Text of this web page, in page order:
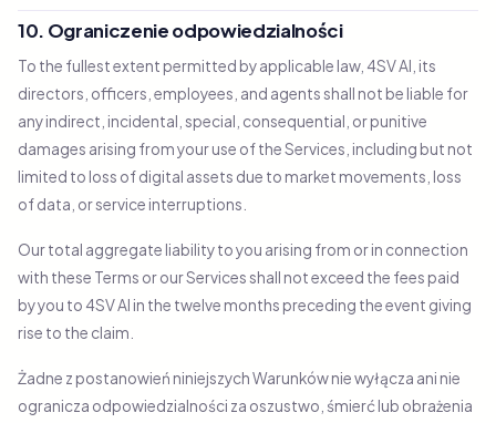
10. Ograniczenie odpowiedzialności
To the fullest extent permitted by applicable law, 4SV AI, its
directors, officers, employees, and agents shall not be liable for
any indirect, incidental, special, consequential, or punitive
damages arising from your use of the Services, including but not
limited to loss of digital assets due to market movements, loss
of data, or service interruptions.
Our total aggregate liability to you arising from or in connection
with these Terms or our Services shall not exceed the fees paid
by you to 4SV AI in the twelve months preceding the event giving
rise to the claim.
Żadne z postanowień niniejszych Warunków nie wyłącza ani nie
ogranicza odpowiedzialności za oszustwo, śmierć lub obrażenia